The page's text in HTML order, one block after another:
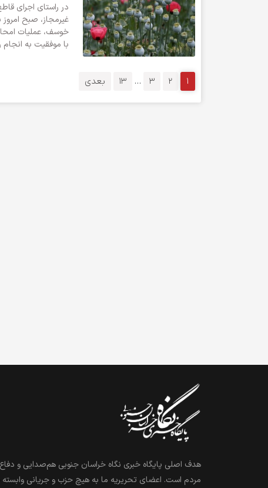
در راستای اجرای
غیرمجاز، صبح
خوسف، عملیات
با موفقیت به انجام
1
2
3
…
13 بعدی
هدف اصلی پایگاه خبری نگاه خراسان جنوبی هم‌صدایی و
مردم است. اعضای تحریریه ما به هیچ حزب و جریانی وابسته